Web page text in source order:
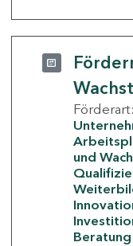
Förderart:
und
Beratung